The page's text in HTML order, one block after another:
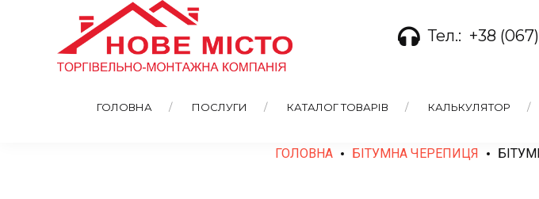
Тел.: +38
ГОЛОВНА ПОСЛУГИ КАТАЛОГ ТОВАРІВ КАЛЬКУЛЯТОР
ГОЛОВНА БІТУМНА ЧЕРЕПИЦЯ